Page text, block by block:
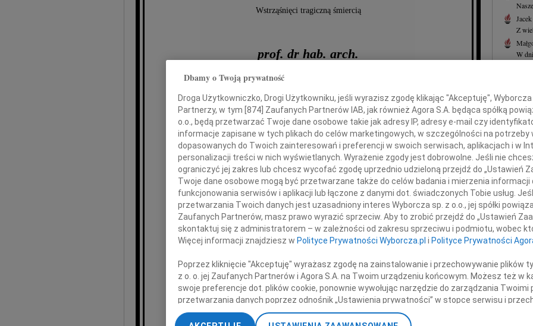
Wstrząśnięci tragiczną śmiercią
prof. dr hab. arch.
Stefana Kuryłowicza
łącząc się w bólu przekazujemy najszczersze wyrazy współczucia
Rodzinie, Bliskim
i Współpracownikom Profesora
Profesor Stefan Kuryłowicz
był wybitną osobowością, Człowiekiem skromnym,
życzliwym ludziom i światowej sławy architektem.
Pozostawił po sobie wiele zrealizowanych projektów,
które nadały miastom,
Z
W
Asia
Dbamy o Twoją prywatność
Droga Użytkowniczko, Drogi Użytkowniku, jeśli wyrazisz zgodę klikając "Akceptuję",
Partnerzy, w tym [ 874 ] Zaufanych Partnerów IAB, jak również Agora S.A. będąca spółką
o.o., będą przetwarzać Twoje dane osobowe takie jak adresy IP, adresy e-mail czy
informacje zapisane w tych plikach do celów marketingowych, w szczególności na potrzeby
dopasowanych do Twoich zainteresowań i preferencji w swoich serwisach, aplikacjach i w
personalizacji treści w nich wyświetlanych. Wyrażenie zgody jest dobrowolne. Jeśli nie
ograniczyć jej zakres lub chcesz wycofać zgodę uprzednio udzieloną przejdź do „Ustawień
Twoje dane osobowe mogą być przetwarzane także do celów badania i mierzenia
funkcjonowania serwisów i aplikacji lub łączone z danymi dot. świadczonych Tobie usług.
przetwarzania Twoich danych jest uzasadniony interes Wyborcza sp. z o.o., jej spółki
Zaufanych Partnerów, masz prawo wyrazić sprzeciw. Aby to zrobić przejdź do „Ustawień
skontaktuj się z administratorem – w zależności od zakresu sprzeciwu i podmiotu, wobec
Więcej informacji znajdziesz w Polityce Prywatności Wyborcza.pl i Polityce Prywatności
Poprzez kliknięcie "Akceptuję" wyrażasz zgodę na zainstalowanie i przechowywanie plików
z o. o. jej Zaufanych Partnerów i Agora S.A. na Twoim urządzeniu końcowym. Możesz też w
swoje preferencje dot. plików cookie, ponownie wywołując narzędzie do zarządzania Twoimi
przetwarzania danych poprzez odnośnik „Ustawienia prywatności” w stopce serwisu i
„Ustawienia zaawansowane”. Zmiana ustawień plików cookie możliwa jest także za pomocą